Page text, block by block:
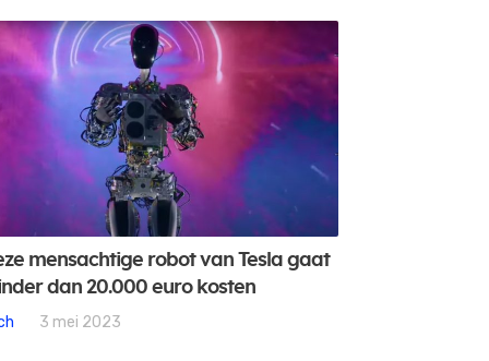
mensachtige robot van Tesla gaat
dan 20.000 euro kosten
3 mei 2023